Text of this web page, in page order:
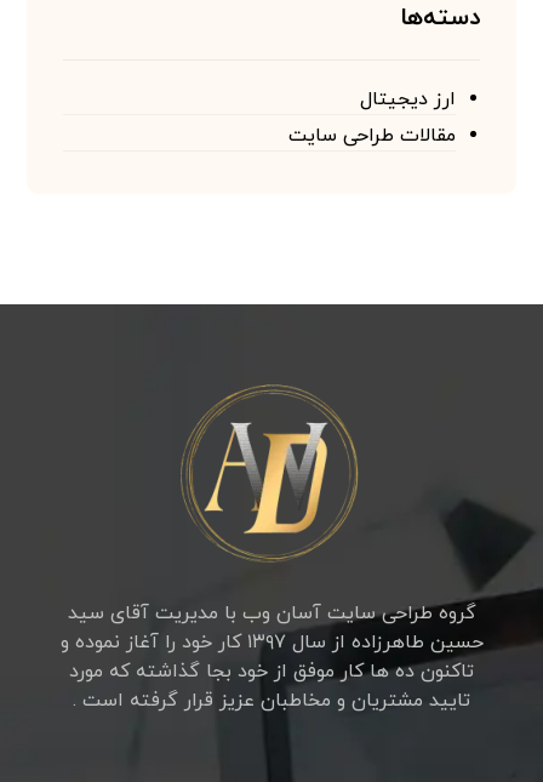
دسته‌ها
ارز دیجیتال
مقالات طراحی سایت
گروه طراحی سایت آسان وب با مدیریت آقای سید
حسین طاهرزاده از سال ۱۳۹۷ کار خود را آغاز نموده و
تاکنون ده ها کار موفق از خود بجا گذاشته که مورد
تایید مشتریان و مخاطبان عزیز قرار گرفته است .